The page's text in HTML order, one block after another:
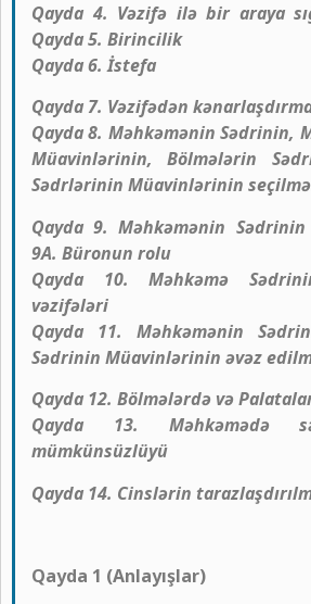
Qayda 4. Vəzifə ilə bir araya
Qayda 5. Birincilik
Qayda 6. İstefa
Qayda 7. Vəzifədən
Qayda 8. Məhkəmənin Sədrinin,
Müavinlərinin, Bölmələrin
Sədrlərinin Müavinlərinin
Qayda 9. Məhkəmənin
9A. Büronun rolu
Qayda 10. Məhkəmə
vəzifələri
Qayda 11. Məhkəmənin
Sədrinin Müavinlərinin əvəz
Qayda 12. Bölmələrdə və
Qayda 13. Məhkəmədə
mümkünsüzlüyü
Qayda 14. Cinslərin
Qayda 1 (Anlayışlar)